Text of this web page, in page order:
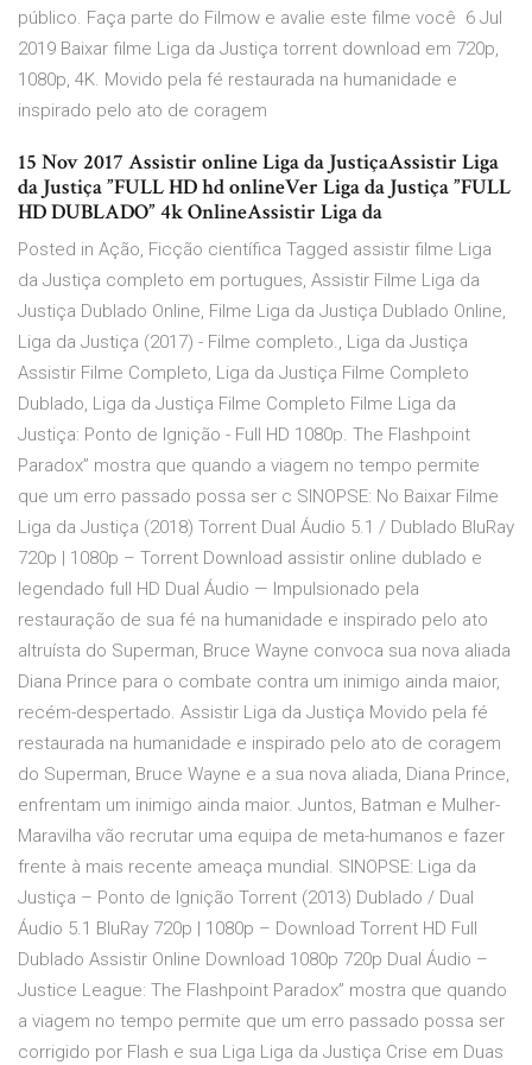
público. Faça parte do Filmow e avalie este filme você 6 Jul
2019 Baixar filme Liga da Justiça torrent download em 720p,
1080p, 4K. Movido pela fé restaurada na humanidade e
inspirado pelo ato de coragem
15 Nov 2017 Assistir online Liga da JustiçaAssistir Liga
da Justiça ”FULL HD hd onlineVer Liga da Justiça ”FULL
HD DUBLADO” 4k OnlineAssistir Liga da
Posted in Ação, Ficção científica Tagged assistir filme Liga
da Justiça completo em portugues, Assistir Filme Liga da
Justiça Dublado Online, Filme Liga da Justiça Dublado Online,
Liga da Justiça (2017) - Filme completo., Liga da Justiça
Assistir Filme Completo, Liga da Justiça Filme Completo
Dublado, Liga da Justiça Filme Completo Filme Liga da
Justiça: Ponto de Ignição - Full HD 1080p. The Flashpoint
Paradox” mostra que quando a viagem no tempo permite
que um erro passado possa ser c SINOPSE: No Baixar Filme
Liga da Justiça (2018) Torrent Dual Áudio 5.1 / Dublado BluRay
720p | 1080p – Torrent Download assistir online dublado e
legendado full HD Dual Áudio — Impulsionado pela
restauração de sua fé na humanidade e inspirado pelo ato
altruísta do Superman, Bruce Wayne convoca sua nova aliada
Diana Prince para o combate contra um inimigo ainda maior,
recém-despertado. Assistir Liga da Justiça Movido pela fé
restaurada na humanidade e inspirado pelo ato de coragem
do Superman, Bruce Wayne e a sua nova aliada, Diana Prince,
enfrentam um inimigo ainda maior. Juntos, Batman e Mulher-
Maravilha vão recrutar uma equipa de meta-humanos e fazer
frente à mais recente ameaça mundial. SINOPSE: Liga da
Justiça – Ponto de Ignição Torrent (2013) Dublado / Dual
Áudio 5.1 BluRay 720p | 1080p – Download Torrent HD Full
Dublado Assistir Online Download 1080p 720p Dual Áudio –
Justice League: The Flashpoint Paradox” mostra que quando
a viagem no tempo permite que um erro passado possa ser
corrigido por Flash e sua Liga Liga da Justiça Crise em Duas